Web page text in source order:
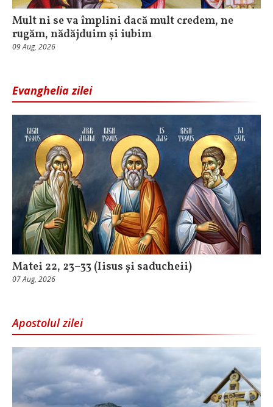
Mult ni se va împlini dacă mult credem, ne
rugăm, nădăjduim și iubim
09 Aug, 2026
Evanghelia zilei
Matei 22, 23–33 (Iisus și saducheii)
07 Aug, 2026
Apostolul zilei